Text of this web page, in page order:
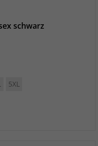
schwarz
5XL